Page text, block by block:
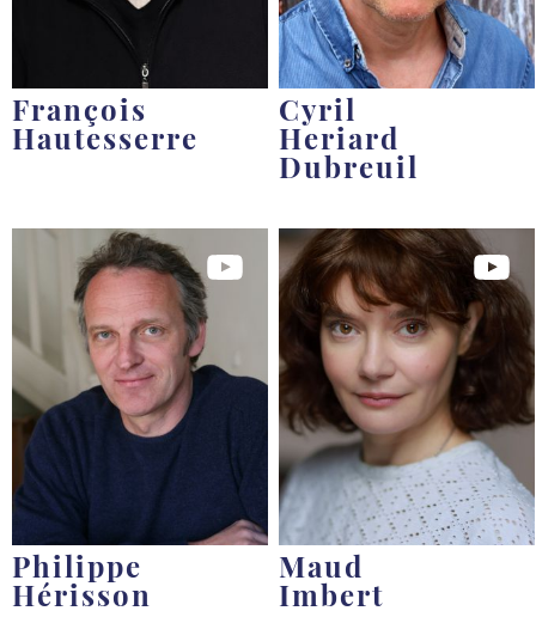
François
Hautesserre
Cyril
Heriard
Dubreuil
Philippe
Hérisson
Maud
Imbert